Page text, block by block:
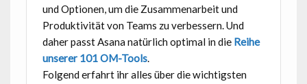
und Optionen, um die Zusammenarbeit und
Produktivität von Teams zu verbessern. Und
daher passt Asana natürlich optimal in die Reihe
unserer 101 OM-Tools.
Folgend erfahrt ihr alles über die wichtigsten